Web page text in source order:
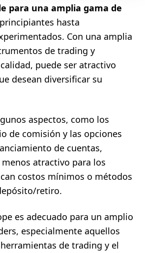
para una amplia gama de
hasta
Con una amplia
de trading y
puede ser atractivo
desean diversificar su
aspectos, como los
de comisión y las opciones
de cuentas,
atractivo para los
costos mínimos o métodos
retiro.
es adecuado para un amplio
especialmente aquellos
de trading y el